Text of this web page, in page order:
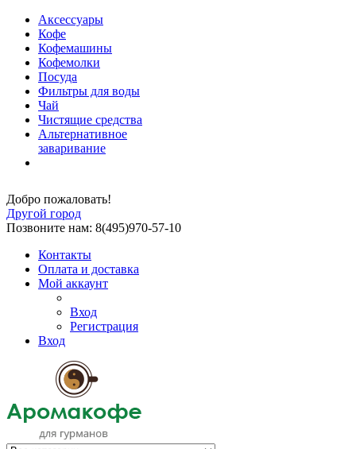
Аксессуары
Кофе
Кофемашины
Кофемолки
Посуда
Фильтры для воды
Чай
Чистящие средства
Альтернативное
заваривание
Добро пожаловать!
Другой город
Позвоните нам: 8(495)970-57-10
Контакты
Оплата и доставка
Мой аккаунт
Вход
Регистрация
Вход